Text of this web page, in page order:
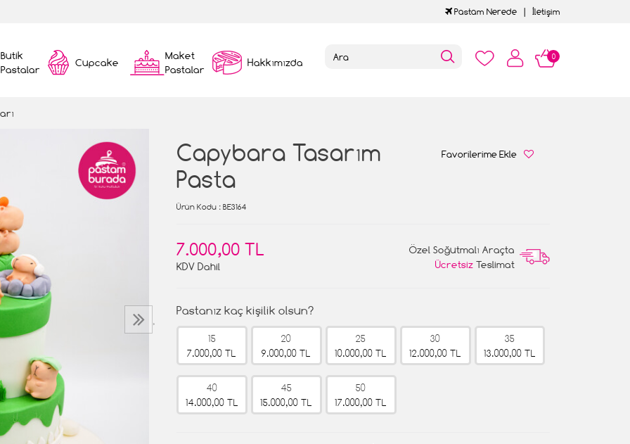
Pastam Nerede İletişim
Butik
Pastalar
Cupcake
Maket
Pastalar
Hakkımızda 0
›
Capybara Tasarım
Pasta
Favorilerime Ekle
Ürün Kodu : BE3164
7.000,00 TL
KDV Dahil
Özel Soğutmalı Araçta
Ücretsiz Teslimat
Pastanız kaç kişilik olsun?
15
7.000,00 TL
20
9.000,00 TL
25
10.000,00 TL
30
12.000,00 TL
35
13.000,00 TL
40
14.000,00 TL
45
15.000,00 TL
50
17.000,00 TL